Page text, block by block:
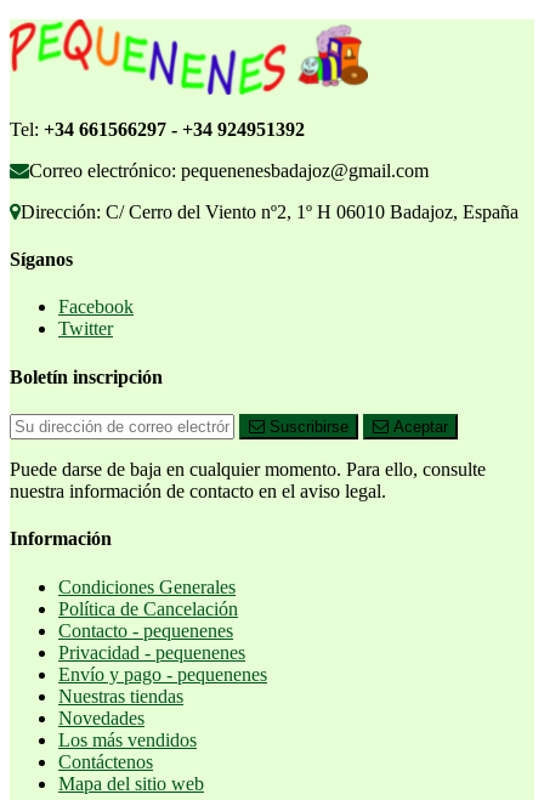
Tel: +34 661566297 - +34 924951392
Correo electrónico: pequenenesbadajoz@gmail.com
Dirección: C/ Cerro del Viento nº2, 1º H 06010 Badajoz, España
Síganos
Facebook
Twitter
Boletín inscripción
Suscribirse Aceptar
Puede darse de baja en cualquier momento. Para ello, consulte
nuestra información de contacto en el aviso legal.
Información
Condiciones Generales
Política de Cancelación
Contacto - pequenenes
Privacidad - pequenenes
Envío y pago - pequenenes
Nuestras tiendas
Novedades
Los más vendidos
Contáctenos
Mapa del sitio web